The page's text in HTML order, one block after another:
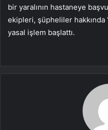
bir yaralının hastaneye
ekipleri, şüpheliler hakkında
yasal işlem başlattı.